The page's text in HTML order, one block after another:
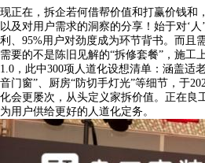
现正在，拆企若何借帮价值和打赢价钱和
以及对用户需求的洞察的分享！始于对‘
利、95%用户对劲度成为环节背书。而且
需要的不是陈旧见解的“拆修套餐”，施工
1.0，此中300项人道化设想清单：涵盖适
音门窗”、厨房“防切手灯光”等细节，于
化会更屡次，从头定义家拆价值。正在良
为用户供给更好的人道化定务。